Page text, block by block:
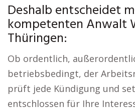
Deshalb entscheidet
kompetenten Anwalt
Thüringen:
Ob ordentlich,
betriebsbedingt, der
prüft jede Kündigung und
entschlossen für Ihre